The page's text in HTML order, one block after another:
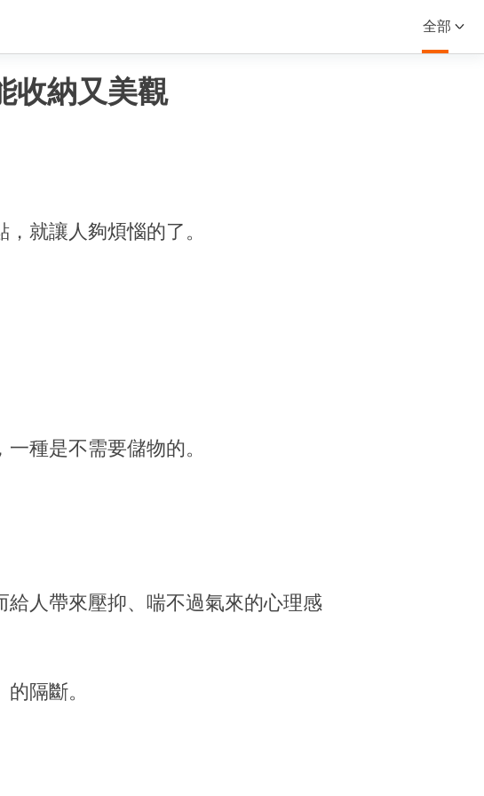
全部
收納又美觀
就讓人夠煩惱的了。
種是不需要儲物的。
人帶來壓抑、喘不過氣來的心理感
隔斷。